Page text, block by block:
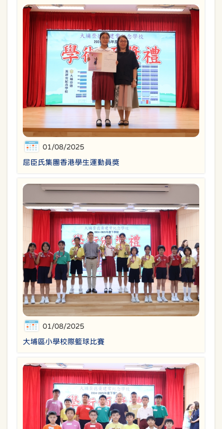
01/08/2025
屈臣氏集團香港學生運動員獎
01/08/2025
大埔區小學校際籃球比賽